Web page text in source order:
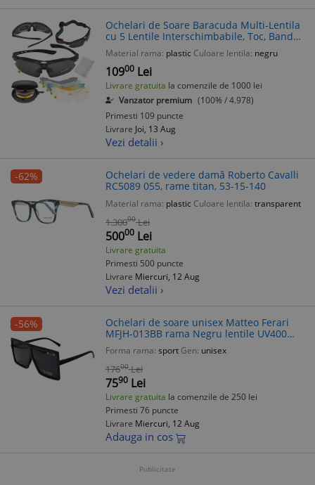
Ochelari de Soare Baracuda Multi-Lentila
cu 5 Lentile Interschimbabile, Toc, Banda
Elastica si Rama Optica
Material rama: plastic Culoare lentila: negru
10900 Lei
Livrare gratuita la comenzile de 1000 lei
Vanzator premium (100% / 4.978)
Primesti 109 puncte
Livrare Joi, 13 Aug
Vezi detalii ›
-62%
Ochelari de vedere damă Roberto Cavalli
RC5089 055, rame titan, 53-15-140
Material rama: plastic Culoare lentila: transparent
1.30000 Lei
50000 Lei
Livrare gratuita
Primesti 500 puncte
Livrare Miercuri, 12 Aug
Vezi detalii ›
-56%
Ochelari de soare unisex Matteo Ferari
MFJH-013BB rama Negru lentile UV400
plastic Stil Sport Marime 55
Forma rama: sport Gen: unisex
17600 Lei
7590 Lei
Livrare gratuita la comenzile de 250 lei
Primesti 76 puncte
Livrare Miercuri, 12 Aug
Adauga in cos
Publicitate